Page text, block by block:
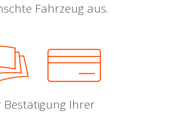
Fahrzeug aus.
Bestätigung Ihrer